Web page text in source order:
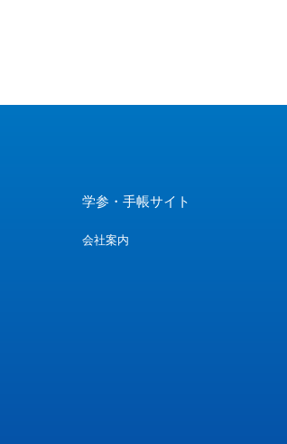
学参・手帳サイト
会社案内